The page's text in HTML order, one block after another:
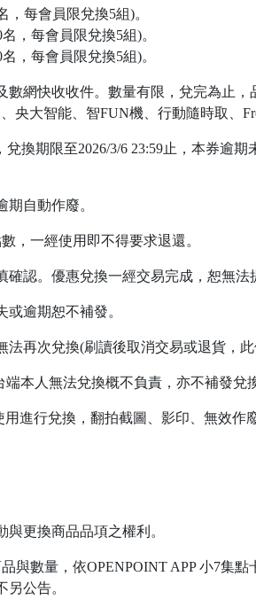
每會員限兌換5組)。
，每會員限兌換5組)。
，每會員限兌換5組)。
網快收收件。數量有限，兌完為止，
央大智能、智FUN機、行動隨時取、
換期限至2026/3/6 23:59止，本券逾
自動作廢。
，一經使用即不得要求退還。
認。優惠兌換一經交易完成，恕無法
逾期恕不補發。
再次兌換(刷讀後取消交易或退貨，此
本人無法兌換概不負責，亦不補發兌
進行兌換，翻拍截圖、影印、無效作
更換商品品項之權利。
與數量，依OPENPOINT APP 小7集
公告。